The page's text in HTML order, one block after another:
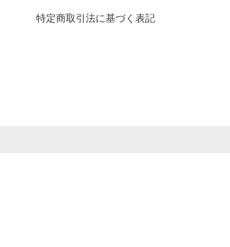
特定商取引法に基づく表記